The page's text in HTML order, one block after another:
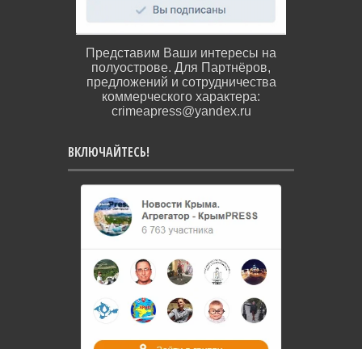
Представим Ваши интересы на
полуострове. Для Партнёров,
предложений и сотрудничества
коммерческого характера:
crimeapress@yandex.ru
ВКЛЮЧАЙТЕСЬ!